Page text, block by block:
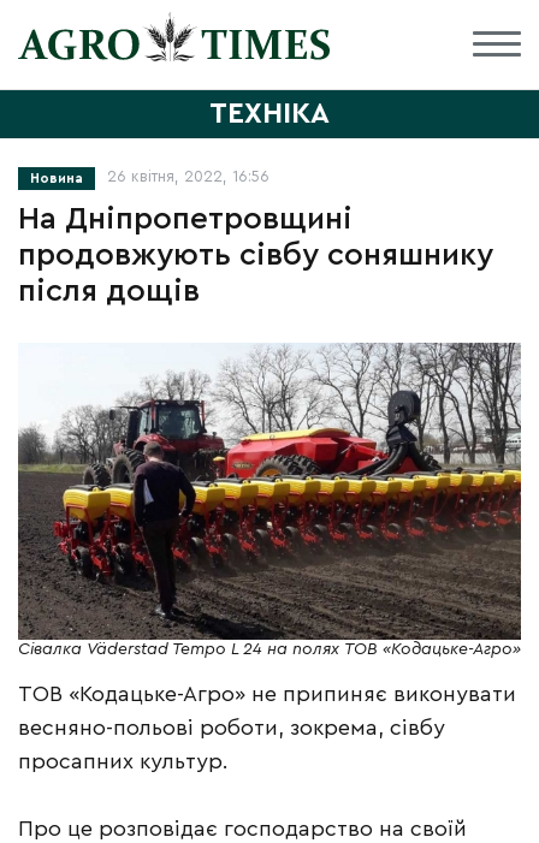
ТЕХНІКА
Новина 26 квітня, 2022, 16:56
На Дніпропетровщині
продовжують сівбу соняшнику
після дощів
Сівалка Väderstad Tempo L 24 на полях ТОВ «Кодацьке-Агро»
ТОВ «Кодацьке-Агро» не припиняє виконувати
весняно-польові роботи, зокрема, сівбу
просапних культур.
Про це розповідає господарство на своїй